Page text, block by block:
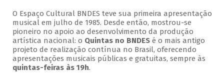
O Espaço Cultural BNDES teve sua primeira apresentação
musical em julho de 1985. Desde então, mostrou-se
pioneiro no apoio ao desenvolvimento da produção
artística nacional: o Quintas no BNDESé o mais antigo
projeto de realização contínua no Brasil, oferecendo
apresentações musicais públicas e gratuitas, sempre às
quintas-feiras às 19h.